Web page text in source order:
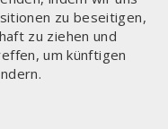
zu beseitigen,
zu ziehen und
um künftigen